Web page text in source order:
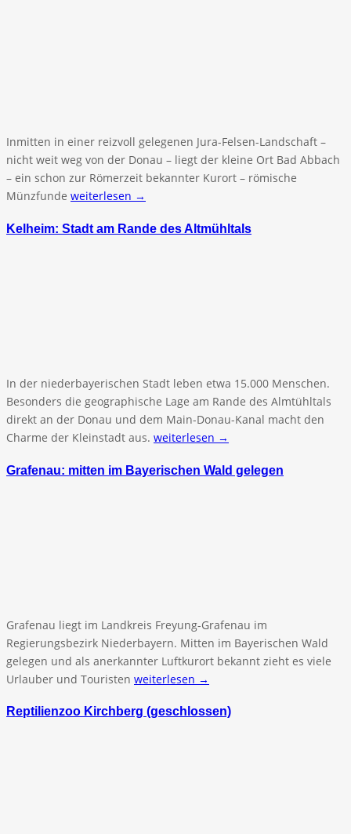
Inmitten in einer reizvoll gelegenen Jura-Felsen-Landschaft –
nicht weit weg von der Donau – liegt der kleine Ort Bad Abbach
– ein schon zur Römerzeit bekannter Kurort – römische
Münzfunde weiterlesen →
Kelheim: Stadt am Rande des Altmühltals
In der niederbayerischen Stadt leben etwa 15.000 Menschen.
Besonders die geographische Lage am Rande des Almtühltals
direkt an der Donau und dem Main-Donau-Kanal macht den
Charme der Kleinstadt aus. weiterlesen →
Grafenau: mitten im Bayerischen Wald gelegen
Grafenau liegt im Landkreis Freyung-Grafenau im
Regierungsbezirk Niederbayern. Mitten im Bayerischen Wald
gelegen und als anerkannter Luftkurort bekannt zieht es viele
Urlauber und Touristen weiterlesen →
Reptilienzoo Kirchberg (geschlossen)